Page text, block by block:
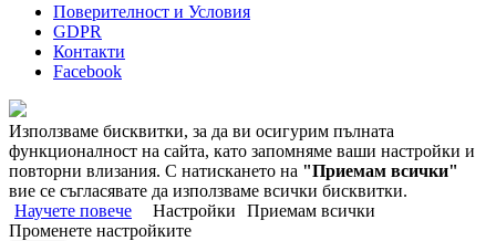
Поверителност и Условия
GDPR
Контакти
Facebook
Използваме бисквитки, за да ви осигурим пълната
функционалност на сайта, като запомняме ваши настройки и
повторни влизания. С натискането на "Приемам всички"
вие се съгласявате да използваме всички бисквитки.
Научете повече
Настройки
Приемам всички
Променете настройките